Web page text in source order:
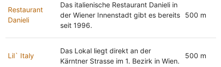
Restaurant
Danieli
Das italienische Restaurant Danieli in
der Wiener Innenstadt gibt es bereits
seit 1996.
500 m
Lil` Italy
Das Lokal liegt direkt an der
Kärntner Strasse im 1. Bezirk in Wien.
500 m